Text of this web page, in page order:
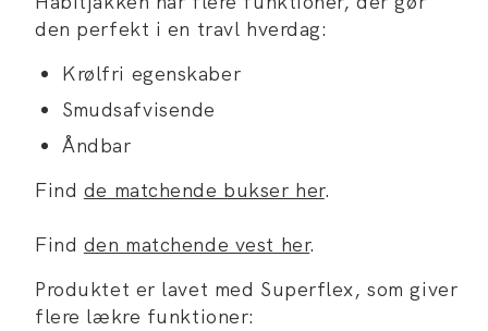
den perfekt i en travl hverdag:
Krølfri egenskaber
Smudsafvisende
Åndbar
Find de matchende bukser her.
Find den matchende vest her.
Produktet er lavet med Superflex, som giver
flere lækre funktioner: